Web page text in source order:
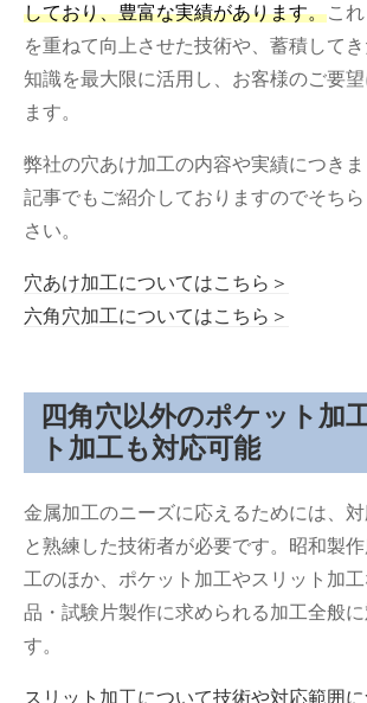
しており、豊富な実績があります。こ
を重ねて向上させた技術や、蓄積して
知識を最大限に活用し、お客様のご要
ます。
弊社の穴あけ加工の内容や実績につき
記事でもご紹介しておりますのでそち
さい。
穴あけ加工についてはこちら＞
六角穴加工についてはこちら＞
四角穴以外のポケット加
ト加工も対応可能
金属加工のニーズに応えるためには、
と熟練した技術者が必要です。昭和製
工のほか、ポケット加工やスリット加
品・試験片製作に求められる加工全般に
す。
スリット加工について技術や対応範囲